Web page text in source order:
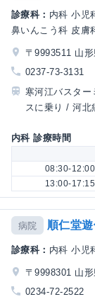
診療科： 内科 小児
鼻いんこう科 皮膚
〒9993511 山
0237-73-3131
寒河江バスタ
スに乗り / 河北
内科 診療時間
08:30-12:00
13:00-17:15
病院 順仁堂
診療科： 内科 小児
〒9998301 山
0234-72-2522